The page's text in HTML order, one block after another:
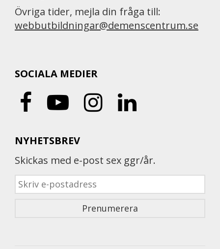
Övriga tider, mejla din fråga till:
webbutbildningar@demenscentrum.se
SOCIALA MEDIER
NYHETSBREV
Skickas med e-post sex ggr/år.